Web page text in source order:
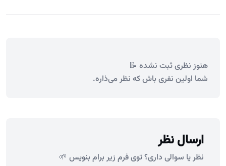
هنوز نظری ثبت نشده 📝
شما اولین نفری باش که نظر می‌ذاره.
ارسال نظر
نظر یا سوالی داری؟ توی فرم زیر برام بنویس 🌱